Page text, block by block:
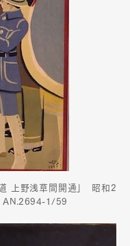
Gourmet
Cars
Lifestyle
上野浅草間開通」 昭和2
AN.2694-1/59